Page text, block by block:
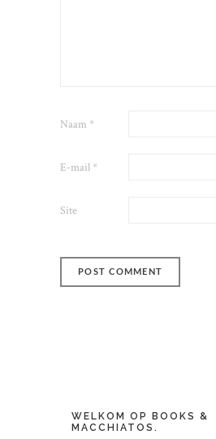
Naam *
E-mail *
Site
WELKOM OP BOOKS &
MACCHIATOS.